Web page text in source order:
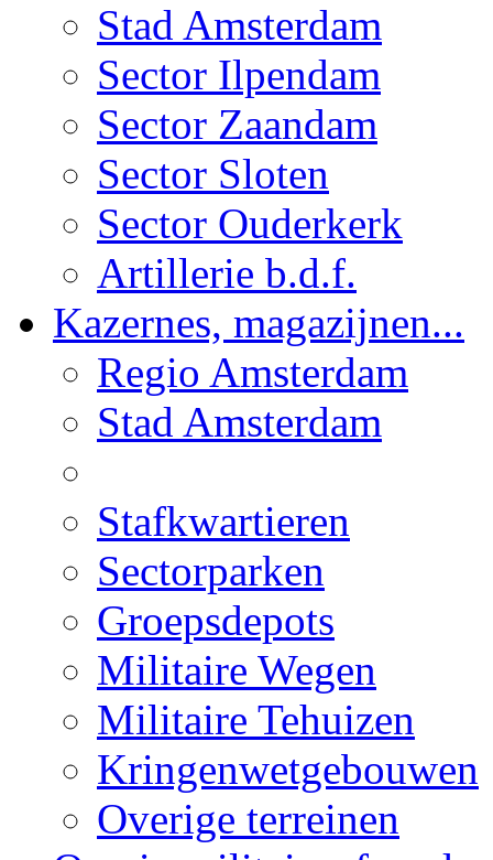
Stad Amsterdam
Sector Ilpendam
Sector Zaandam
Sector Sloten
Sector Ouderkerk
Artillerie b.d.f.
Kazernes, magazijnen...
Regio Amsterdam
Stad Amsterdam
Stafkwartieren
Sectorparken
Groepsdepots
Militaire Wegen
Militaire Tehuizen
Kringenwetgebouwen
Overige terreinen